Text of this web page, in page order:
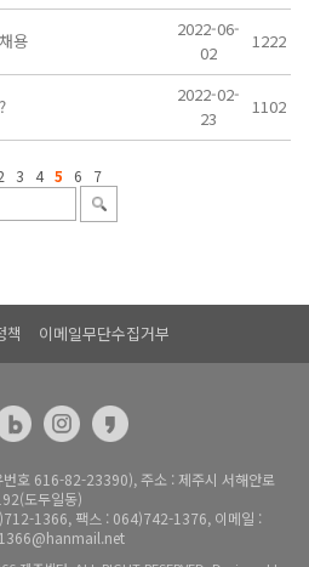
용
2022-06-
02
1222
2022-02-
23
1102
3 4 5 6 7
책 이메일무단수집거부
호 616-82-23390), 주소 : 제주시 서해안로
도두일동)
1366, 팩스 : 064)742-1376, 이메일 :